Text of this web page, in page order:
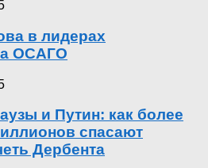
в лидерах
ОСАГО
и Путин: как более
спасают
Дербента